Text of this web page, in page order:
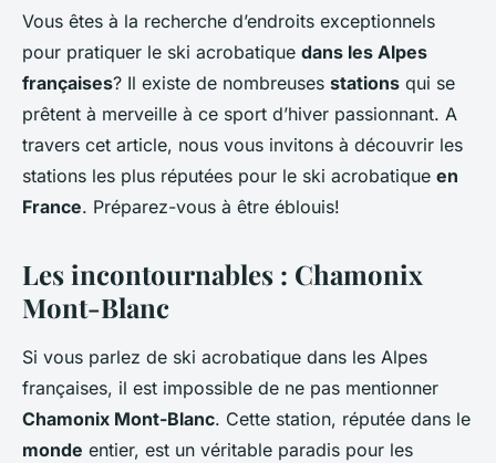
Quels sont les meilleurs spots
pour le ski acrobatique dans
les Alpes françaises?
Naïm•1 septembre 2024•5 min de lecture
Vous êtes à la recherche d’endroits exceptionnels
pour pratiquer le ski acrobatique dans les Alpes
françaises? Il existe de nombreuses stations qui se
prêtent à merveille à ce sport d’hiver passionnant. A
travers cet article, nous vous invitons à découvrir les
stations les plus réputées pour le ski acrobatique en
France. Préparez-vous à être éblouis!
Les incontournables : Chamonix
Mont-Blanc
Si vous parlez de ski acrobatique dans les Alpes
françaises, il est impossible de ne pas mentionner
Chamonix Mont-Blanc. Cette station, réputée dans le
monde entier, est un véritable paradis pour les